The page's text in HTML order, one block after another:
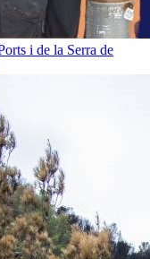
i de la Serra de